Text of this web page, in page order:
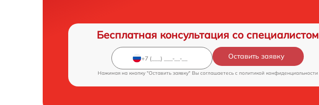
Бесплатная консультация со специалистом
Оставить заявку
Нажимая на кнопку "Оставить заявку" Вы соглашаетесь c политикой конфиденциальности